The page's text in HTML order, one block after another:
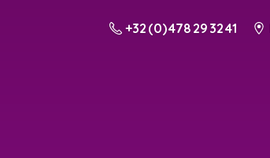
+32 (0) 478 29 32 41